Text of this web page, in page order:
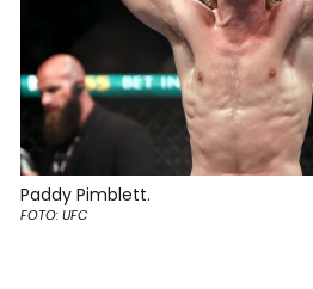
Paddy Pimblett.
FOTO: UFC